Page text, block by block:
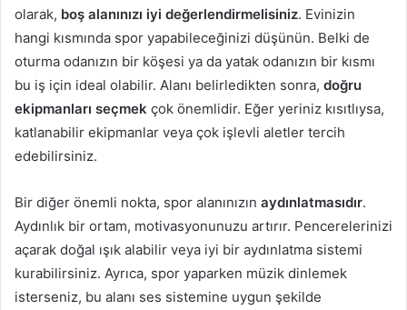
olarak, boş alanınızı iyi değerlendirmelisiniz. Evinizin
hangi kısmında spor yapabileceğinizi düşünün. Belki de
oturma odanızın bir köşesi ya da yatak odanızın bir kısmı
bu iş için ideal olabilir. Alanı belirledikten sonra, doğru
ekipmanları seçmek çok önemlidir. Eğer yeriniz kısıtlıysa,
katlanabilir ekipmanlar veya çok işlevli aletler tercih
edebilirsiniz.
Bir diğer önemli nokta, spor alanınızın aydınlatmasıdır.
Aydınlık bir ortam, motivasyonunuzu artırır. Pencerelerinizi
açarak doğal ışık alabilir veya iyi bir aydınlatma sistemi
kurabilirsiniz. Ayrıca, spor yaparken müzik dinlemek
isterseniz, bu alanı ses sistemine uygun şekilde